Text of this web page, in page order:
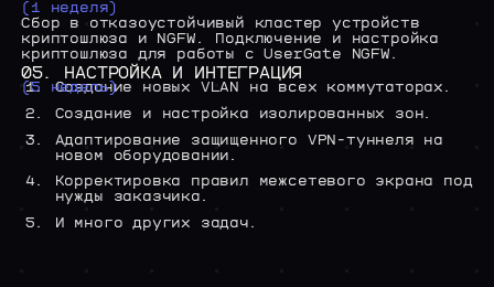
(1
неделя)
Сбор
в отказоустойчивый кластер
устройств
криптошлюза
и NGFW. Подключение и
настройка
криптошлюза
для работы с UserGate NGFW.
05. НАСТРОЙКА И ИНТЕГРАЦИЯ
(5 недель)
Создание новых VLAN на всех коммутаторах.
Создание и настройка изолированных зон.
Адаптирование защищенного VPN-туннеля на
новом оборудовании.
Корректировка правил межсетевого экрана под
нужды заказчика.
И много других задач.